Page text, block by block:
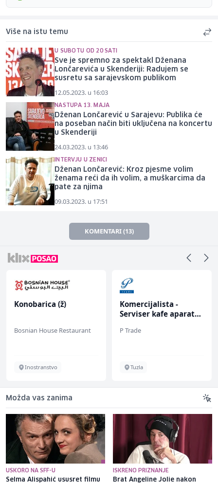
Više na istu temu
U SUBOTU OD 20 SATI
Sve je spremno za spektakl Dženana
Lončarevića u Skenderiji: Radujem se
susretu sa sarajevskom publikom
12.05.2023. u 16:03
NASTUPA 13. MAJA
Dženan Lončarević u Sarajevu: Publika će
na poseban način biti uključena na koncertu
u Skenderiji
24.03.2023. u 13:46
INTERVJU U ZENICI
Dženan Lončarević: Kroz pjesme volim
ženama reći da ih volim, a muškarcima da
pate za njima
09.03.2023. u 17:51
KOMENTARI (13)
Konobarica (ž)
Bosnian House Restaurant
Inostranstvo
Komercijalista -
Serviser kafe aparata
P Trade
Tuzla
Možda vas zanima
USKORO NA SFF-U
Selma Alispahić ususret filmu
ISKRENO PRIZNANJE
Brat Angeline Jolie nakon